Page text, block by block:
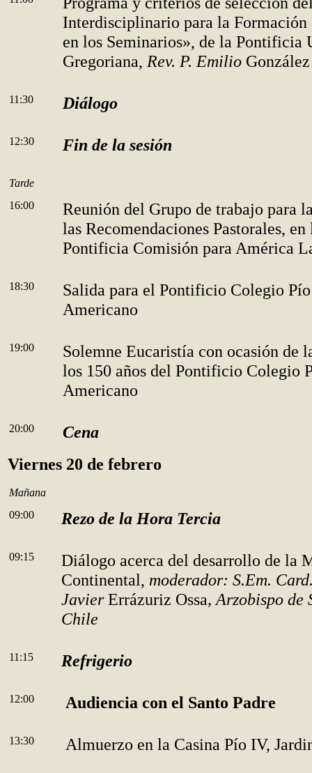
Interdisciplinario para la Formación
en los Seminarios», de la Pontificia
Gregoriana, Rev. P. Emilio
11:30 Diálogo
12:30 Fin de la sesión
Tarde
16:00
Reunión del Grupo de trabajo para
las Recomendaciones Pastorales, en
Pontificia Comisión para América
18:30
Salida para el Pontificio Colegio
Americano
19:00
Solemne Eucaristía con ocasión de
los 150 años del Pontificio Colegio
Americano
20:00
Cena
Viernes 20 de febrero
Mañana
09:00
Rezo de la Hora Tercia
09:15
Diálogo acerca del desarrollo de la
Continental, moderador: S.Em.
JavierErrázuriz Ossa, Arzobispo de
Chile
11:15 Refrigerio
12:00 Audiencia con el Santo Padre
13:30 Almuerzo en la Casina Pío IV,